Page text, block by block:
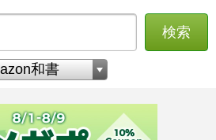
検索